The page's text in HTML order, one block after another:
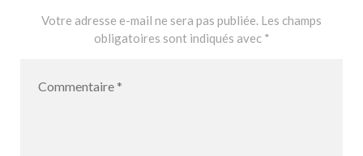
Votre adresse e-mail ne sera pas publiée. Les champs
obligatoires sont indiqués avec *